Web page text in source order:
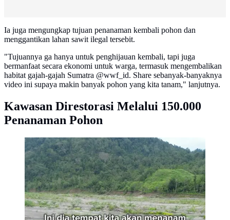
Ia juga mengungkap tujuan penanaman kembali pohon dan
menggantikan lahan sawit ilegal tersebit.
"Tujuannya ga hanya untuk penghijauan kembali, tapi juga
bermanfaat secara ekonomi untuk warga, termasuk mengembalikan
habitat gajah-gajah Sumatra @wwf_id. Share sebanyak-banyaknya
video ini supaya makin banyak pohon yang kita tanam," lanjutnya.
Kawasan Direstorasi Melalui 150.000
Penanaman Pohon